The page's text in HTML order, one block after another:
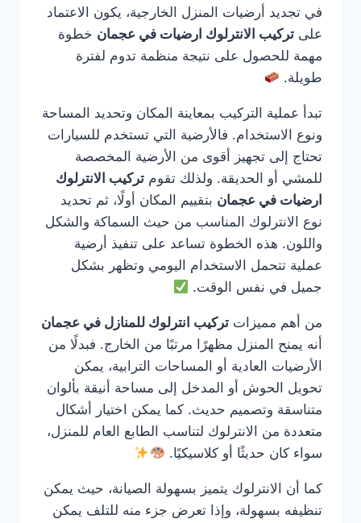
في تجديد أرضيات المنزل الخارجية، يكون الاعتماد
على تركيب الانترلوك ارضيات في عجمان خطوة
مهمة للحصول على نتيجة منظمة تدوم لفترة
طويلة.
تبدأ عملية التركيب بمعاينة المكان وتحديد المساحة
ونوع الاستخدام. فالأرضية التي تستخدم للسيارات
تحتاج إلى تجهيز أقوى من الأرضية المخصصة
للمشي أو الحديقة. ولذلك تقوم تركيب الانترلوك
ارضيات في عجمان بتقييم المكان أولًا، ثم تحديد
نوع الانترلوك المناسب من حيث السماكة والشكل
واللون. هذه الخطوة تساعد على تنفيذ أرضية
عملية تتحمل الاستخدام اليومي وتظهر بشكل
جميل في نفس الوقت.
من أهم مميزات تركيب انترلوك للمنازل في عجمان
أنه يمنح المنزل مظهرًا مرتبًا من الخارج. فبدلًا من
الأرضيات العادية أو المساحات الترابية، يمكن
تحويل الحوش أو المدخل إلى مساحة أنيقة بألوان
متناسقة وتصميم حديث. كما يمكن اختيار أشكال
متعددة من الانترلوك لتناسب الطابع العام للمنزل،
سواء كان حديثًا أو كلاسيكيًا.
كما أن الانترلوك يتميز بسهولة الصيانة، حيث يمكن
تنظيفه بسهولة، وإذا تعرض جزء منه للتلف يمكن